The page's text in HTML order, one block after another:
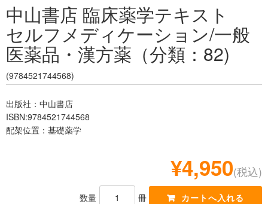
レジデント
中山書店 臨床薬学テキスト
セルフメディケーション/一般
医薬品・漢方薬（分類：82)
(9784521744568)
出版社：中山書店
ISBN:9784521744568
配架位置：基礎薬学
¥4,950(税込)
数量 冊